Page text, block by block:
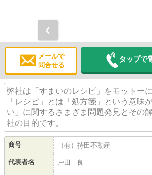
メールで
問合せる
タップで
弊社は「すまいのレシピ」をモットー
「レシピ」とは「処方箋」という意味
い」に関するさまざま問題発見とその
社の目的です。
商号 （有）持田不動産
代表者名 戸田 良